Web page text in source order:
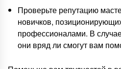
Проверьте репутацию
новичков,
профессионалами. В
они вряд ли смогут вам